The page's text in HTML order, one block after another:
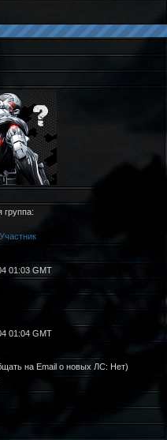
группа:
Участник
01:03 GMT
01:04 GMT
на Email о новых ЛС: Нет)